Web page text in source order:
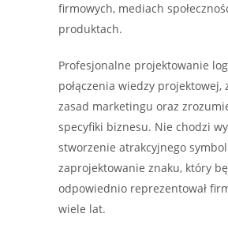
firmowych, mediach
produktach.
Profesjonalne projektowanie
połączenia wiedzy projektowej,
zasad marketingu oraz
specyfiki biznesu. Nie chodzi
stworzenie atrakcyjnego
zaprojektowanie znaku, który
odpowiednio reprezentował
wiele lat.